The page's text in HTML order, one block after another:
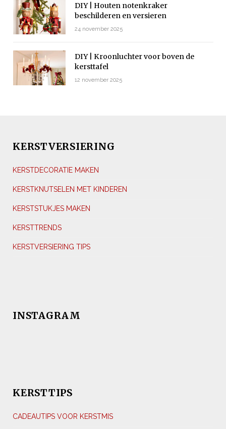
DIY | Houten notenkraker
beschilderen en versieren
24 november 2025
DIY | Kroonluchter voor boven de
kersttafel
12 november 2025
KERSTVERSIERING
KERSTDECORATIE MAKEN
KERSTKNUTSELEN MET KINDEREN
KERSTSTUKJES MAKEN
KERSTTRENDS
KERSTVERSIERING TIPS
INSTAGRAM
KERSTTIPS
CADEAUTIPS VOOR KERSTMIS